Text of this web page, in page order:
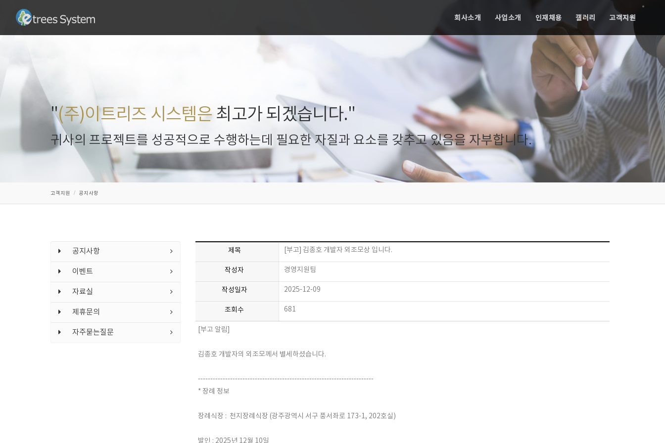
회사소개 사업소개 인재채용 갤러리 고객지원
"(주)이트리즈 시스템은 최고가 되겠습니다."
귀사의 프로젝트를 성공적으로 수행하는데 필요한 자질과 요소를 갖추고 있음을 자부합니다.
고객지원 공지사항
공지사항
이벤트
자료실
제휴문의
자주묻는질문
제목 [부고] 김종호 개발자 외조모상 입니다.
작성자 경영지원팀
작성일자 2025-12-09
조회수 681
[부고 알림]
김종호 개발자의 외조모께서 별세하셨습니다.
-----------------------------------------------------------------------
* 장례 정보
장례식장 : 천지장례식장 (광주광역시 서구 풍서좌로 173-1, 202호실)
발인 : 2025년 12월 10일